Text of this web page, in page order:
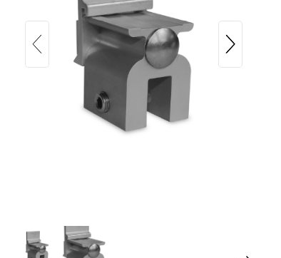
K2 Single SeamClamp CFx angled
seam and snap seam profiles